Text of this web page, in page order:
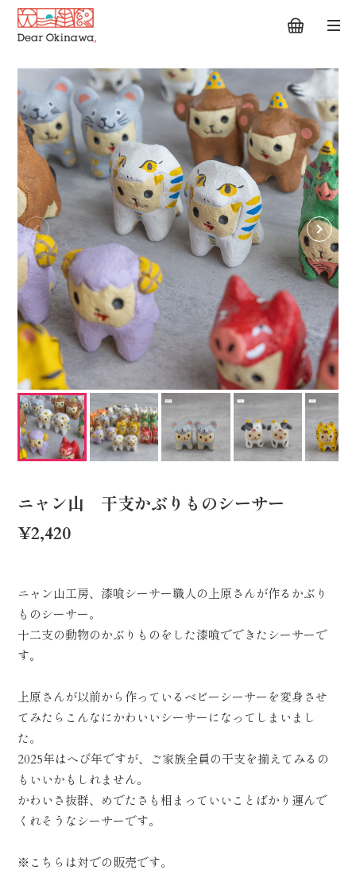
ニャン山 干支かぶりものシーサー
¥2,420
ニャン山工房、漆喰シーサー職人の上原さんが作るかぶり
ものシーサー。
十二支の動物のかぶりものをした漆喰でできたシーサーで
す。
上原さんが以前から作っているベビーシーサーを変身させ
てみたらこんなにかわいいシーサーになってしまいまし
た。
2025年はへび年ですが、ご家族全員の干支を揃えてみるの
もいいかもしれません。
かわいさ抜群、めでたさも相まっていいことばかり運んで
くれそうなシーサーです。
※こちらは対での販売です。